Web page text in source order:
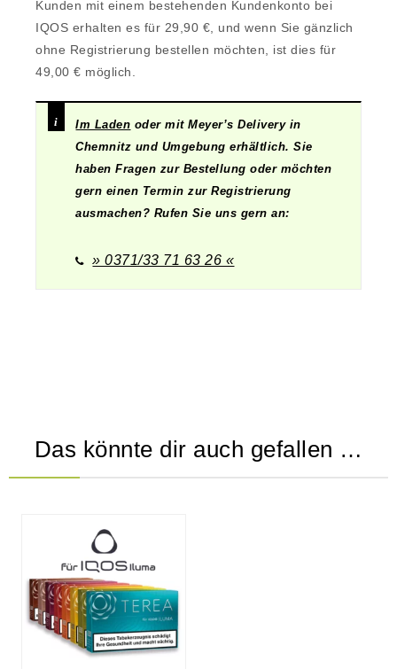
Kunden mit einem bestehenden Kundenkonto bei
IQOS erhalten es für 29,90 €, und wenn Sie gänzlich
ohne Registrierung bestellen möchten, ist dies für
49,00 € möglich.
Im Laden oder mit Meyer’s Delivery in
Chemnitz und Umgebung erhältlich. Sie
haben Fragen zur Bestellung oder möchten
gern einen Termin zur Registrierung
ausmachen? Rufen Sie uns gern an:
» 0371/33 71 63 26 «
Das könnte dir auch gefallen …